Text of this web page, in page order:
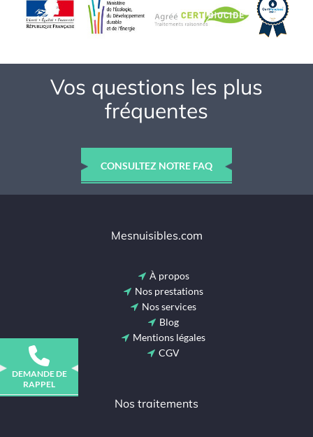
Vos questions les plus
fréquentes
CONSULTEZ NOTRE FAQ
Mesnuisibles.com
À propos
Nos prestations
Nos services
Blog
Mentions légales
CGV
Nos traitements
DEMANDE DE
RAPPEL